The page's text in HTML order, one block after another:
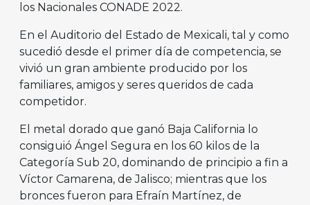
los Nacionales CONADE 2022.
En el Auditorio del Estado de Mexicali, tal y como
sucedió desde el primer día de competencia, se
vivió un gran ambiente producido por los
familiares, amigos y seres queridos de cada
competidor.
El metal dorado que ganó Baja California lo
consiguió Ángel Segura en los 60 kilos de la
Categoría Sub 20, dominando de principio a fin a
Víctor Camarena, de Jalisco; mientras que los
bronces fueron para Efraín Martínez, de